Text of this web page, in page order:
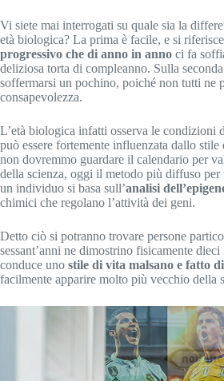
Vi siete mai interrogati su quale sia la
età biologica? La prima è facile, e si
progressivo che di anno in anno ci fa
deliziosa torta di compleanno. Sulla
soffermarsi un pochino, poiché non tutti ne
consapevolezza.
L’età biologica infatti osserva le condizioni
può essere fortemente influenzata dallo
non dovremmo guardare il calendario per
della scienza, oggi il metodo più diffuso per
un individuo si basa sull’analisi
chimici che regolano l’attività dei geni.
Detto ciò si potranno trovare persone
sessant’anni ne dimostrino fisicamente
conduce uno stile di vita malsano e fatto
facilmente apparire molto più vecchio della